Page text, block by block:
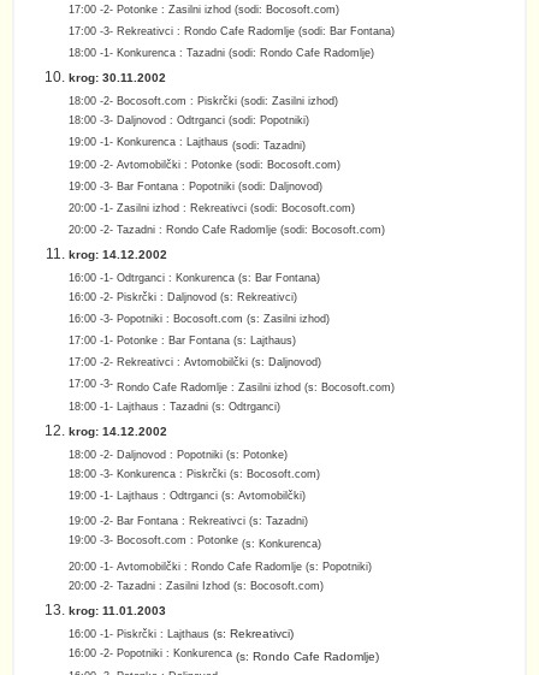
17:00 -2- Potonke : Zasilni izhod (sodi: Bocosoft.com)
17:00 -3- Rekreativci : Rondo Cafe Radomlje (sodi: Bar Fontana)
18:00 -1- Konkurenca : Tazadni (sodi: Rondo Cafe Radomlje)
krog: 30.11.2002
18:00 -2- Bocosoft.com : Piskrčki (sodi: Zasilni izhod)
18:00 -3- Daljnovod : Odtrganci (sodi: Popotniki)
19:00 -1- Konkurenca : Lajthaus (sodi: Tazadni)
19:00 -2- Avtomobilčki : Potonke (sodi: Bocosoft.com)
19:00 -3- Bar Fontana : Popotniki (sodi: Daljnovod)
20:00 -1- Zasilni izhod : Rekreativci (sodi: Bocosoft.com)
20:00 -2- Tazadni : Rondo Cafe Radomlje (sodi: Bocosoft.com)
krog: 14.12.2002
16:00 -1- Odtrganci : Konkurenca (s: Bar Fontana)
16:00 -2- Piskrčki : Daljnovod (s: Rekreativci)
16:00 -3- Popotniki : Bocosoft.com (s: Zasilni izhod)
17:00 -1- Potonke : Bar Fontana (s: Lajthaus)
17:00 -2- Rekreativci : Avtomobilčki (s: Daljnovod)
17:00 -3- Rondo Cafe Radomlje : Zasilni izhod (s: Bocosoft.com)
18:00 -1- Lajthaus : Tazadni (s: Odtrganci)
krog: 14.12.2002
18:00 -2- Daljnovod : Popotniki (s: Potonke)
18:00 -3- Konkurenca : Piskrčki (s: Bocosoft.com)
19:00 -1- Lajthaus : Odtrganci (s: Avtomobilčki)
19:00 -2- Bar Fontana : Rekreativci (s: Tazadni)
19:00 -3- Bocosoft.com : Potonke (s: Konkurenca)
20:00 -1- Avtomobilčki : Rondo Cafe Radomlje (s: Popotniki)
20:00 -2- Tazadni : Zasilni Izhod (s: Bocosoft.com)
krog: 11.01.2003
16:00 -1- Piskrčki : Lajthaus (s: Rekreativci)
16:00 -2- Popotniki : Konkurenca (s: Rondo Cafe Radomlje)